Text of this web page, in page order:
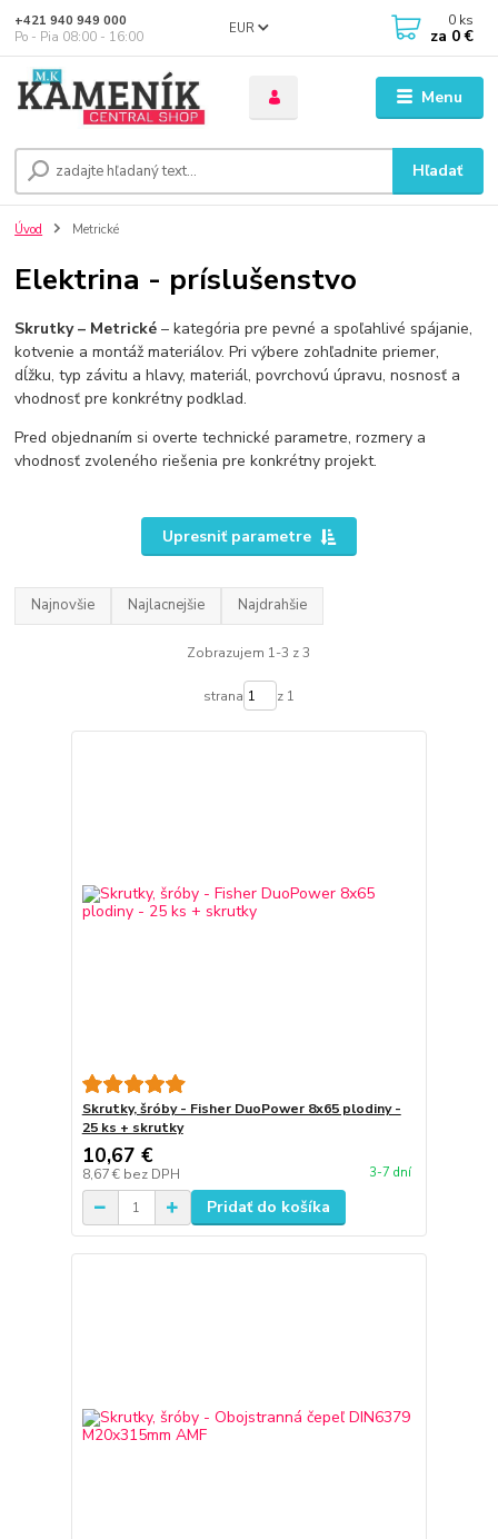
Menu
EUR
Hľadať
+421 940 949 000
Po - Pia 08:00 - 16:00
0 ks
za 0 €
Úvod Metrické
Elektrina - príslušenstvo
Skrutky – Metrické – kategória pre pevné a spoľahlivé spájanie,
kotvenie a montáž materiálov. Pri výbere zohľadnite priemer,
dĺžku, typ závitu a hlavy, materiál, povrchovú úpravu, nosnosť a
vhodnosť pre konkrétny podklad.
Pred objednaním si overte technické parametre, rozmery a
vhodnosť zvoleného riešenia pre konkrétny projekt.
Upresniť parametre
Najnovšie Najlacnejšie Najdrahšie
Zobrazujem 1-3 z 3
strana z 1
Skrutky, šróby - Fisher DuoPower 8x65 plodiny -
25 ks + skrutky
10,67 €
8,67 € bez DPH 3-7 dní
Pridať do košíka